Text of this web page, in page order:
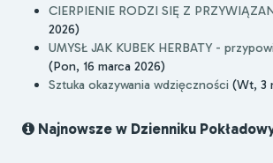
CIERPIENIE RODZI SIĘ Z
2026)
UMYSŁ JAK KUBEK HERBATY -
(Pon, 16 marca 2026)
Sztuka okazywania wdzięczności (Wt, 3
Najnowsze w Dzienniku